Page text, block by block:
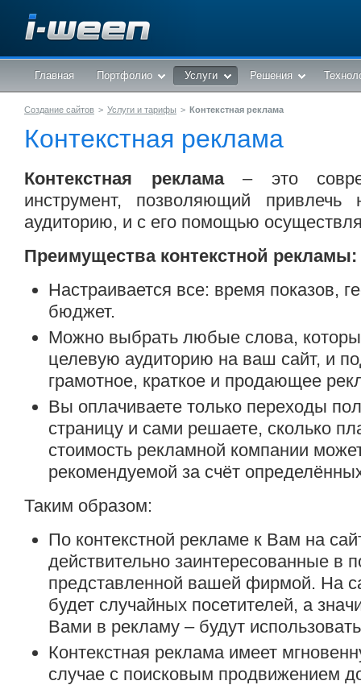
Главная Портфолио Услуги Решения
Создание сайтов > Услуги и тарифы > Контекстная реклама
Контекстная реклама
Контекстная реклама– это
инструмент, позволяющий
аудиторию, и с его помощью
Преимущества контекстной рекламы:
Настраивается все: время показов,
бюджет.
Можно выбрать любые слова,
целевую аудиторию на ваш сайт, и
грамотное, краткое и продающее
Вы оплачиваете только переходы
страницу и сами решаете, сколько
стоимость рекламной компании
рекомендуемой за счёт
Таким образом:
По контекстной рекламе к Вам на
действительно заинтересованные в
представленной вашей фирмой. На
будет случайных посетителей, а
Вами в рекламу – будут
Контекстная реклама имеет
случае с поисковым продвижением